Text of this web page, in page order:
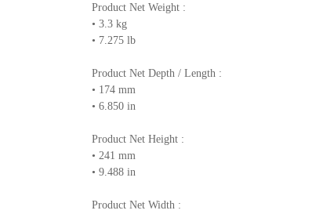
Product Net Weight :
• 3.3 kg
• 7.275 lb
Product Net Depth / Length :
• 174 mm
• 6.850 in
Product Net Height :
• 241 mm
• 9.488 in
Product Net Width :